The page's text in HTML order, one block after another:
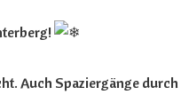
Auch Spaziergänge